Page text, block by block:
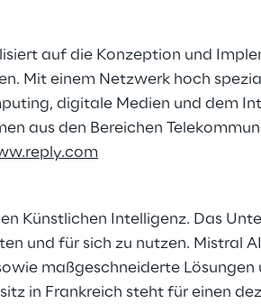
auf die Konzeption und
Mit einem Netzwerk hoch
digitale Medien und dem
aus den Bereichen
Künstlichen Intelligenz. Das
und für sich zu nutzen. Mistral
maßgeschneiderte
in Frankreich steht für einen